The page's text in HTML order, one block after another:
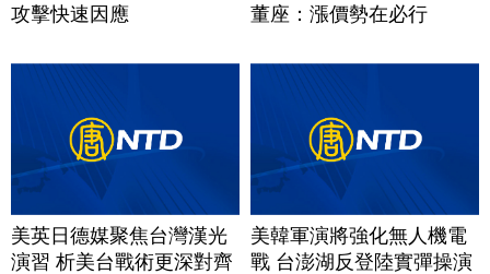
攻擊快速因應
董座：漲價勢在必行
美英日德媒聚焦台灣漢光
演習 析美台戰術更深對齊
美韓軍演將強化無人機電
戰 台澎湖反登陸實彈操演